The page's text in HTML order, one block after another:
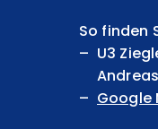
So finden
U3
Google